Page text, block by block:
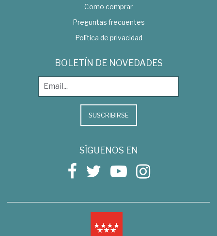
Como comprar
Preguntas frecuentes
Política de privacidad
BOLETÍN DE NOVEDADES
SUSCRIBIRSE
SÍGUENOS EN